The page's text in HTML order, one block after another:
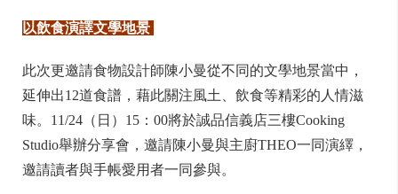
以飲食演譯文學地景
此次更邀請食物設計師陳小曼從不同的文學地景當中，
延伸出12道食譜，藉此關注風土、飲食等精彩的人情滋
味。11/24（日）15：00將於誠品信義店三樓Cooking
Studio舉辦分享會，邀請陳小曼與主廚THEO一同演繹，
邀請讀者與手帳愛用者一同參與。